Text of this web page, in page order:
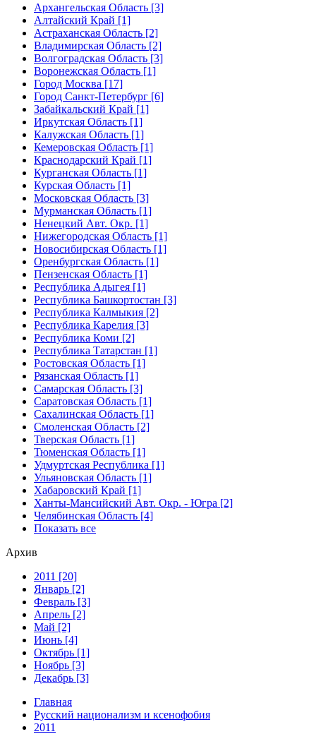
Архангельская Область [3]
Алтайский Край [1]
Астраханская Область [2]
Владимирская Область [2]
Волгоградская Область [3]
Воронежская Область [1]
Город Москва [17]
Город Санкт-Петербург [6]
Забайкальский Край [1]
Иркутская Область [1]
Калужская Область [1]
Кемеровская Область [1]
Краснодарский Край [1]
Курганская Область [1]
Курская Область [1]
Московская Область [3]
Мурманская Область [1]
Ненецкий Авт. Окр. [1]
Нижегородская Область [1]
Новосибирская Область [1]
Оренбургская Область [1]
Пензенская Область [1]
Республика Адыгея [1]
Республика Башкортостан [3]
Республика Калмыкия [2]
Республика Карелия [3]
Республика Коми [2]
Республика Татарстан [1]
Ростовская Область [1]
Рязанская Область [1]
Самарская Область [3]
Саратовская Область [1]
Сахалинская Область [1]
Смоленская Область [2]
Тверская Область [1]
Тюменская Область [1]
Удмуртская Республика [1]
Ульяновская Область [1]
Хабаровский Край [1]
Ханты-Мансийский Авт. Окр. - Югра [2]
Челябинская Область [4]
Показать все
Архив
2011 [20]
Январь [2]
Февраль [3]
Апрель [2]
Май [2]
Июнь [4]
Октябрь [1]
Ноябрь [3]
Декабрь [3]
Главная
Русский национализм и ксенофобия
2011